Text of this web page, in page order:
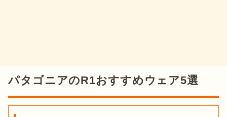
パタゴニアのR1おすすめウェア5選